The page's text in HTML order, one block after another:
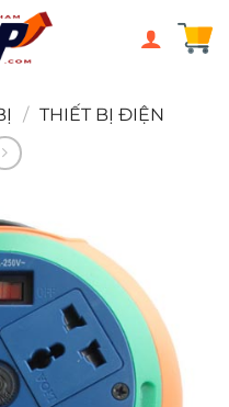
/ THIẾT BỊ ĐIỆN